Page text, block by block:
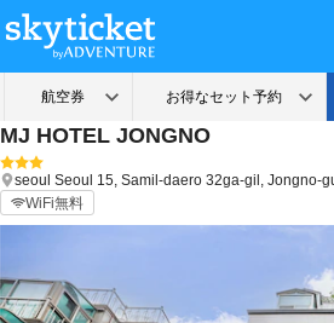
MJ HOTEL JONGNO
seoul Seoul 15, Samil-daero 32ga-gil, Jongno-
WiFi無料